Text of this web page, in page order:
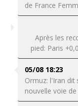
de France
Après les
pied: Paris
05/08 18:23
Ormuz: l'Iran dit
nouvelle voie